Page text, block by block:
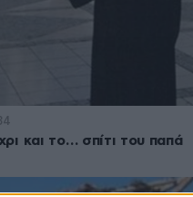
και το… σπίτι του παπά